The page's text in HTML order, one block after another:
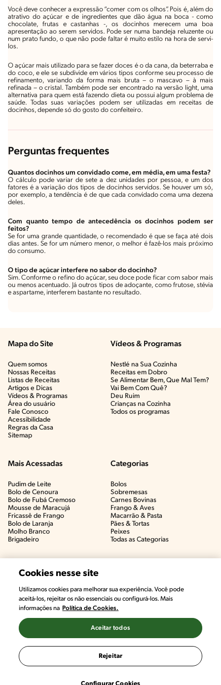
Você deve conhecer a expressão “comer com os olhos”. Pois é, além do
atrativo do açúcar e de ingredientes que dão água na boca - como
chocolate, frutas e castanhas -, os docinhos merecem uma boa
apresentação ao serem servidos. Pode ser numa bandeja reluzente ou
num prato fundo, o que não pode faltar é muito estilo na hora de servi-
los.
O açúcar mais utilizado para se fazer doces é o da cana, da beterraba e
do coco, e ele se subdivide em vários tipos conforme seu processo de
refinamento, variando da forma mais bruta – o mascavo – à mais
refinada – o cristal. Também pode ser encontrado na versão light, uma
alternativa para quem está fazendo dieta ou possui algum problema de
saúde. Todas suas variações podem ser utilizadas em receitas de
docinhos, depende só do gosto do confeiteiro.
Perguntas frequentes
Quantos docinhos um convidado come, em média, em uma festa?
O cálculo pode variar de sete a dez unidades por pessoa, e um dos
fatores é a variação dos tipos de docinhos servidos. Se houver um só,
por exemplo, a tendência é de que cada convidado coma uma dezena
deles.
Com quanto tempo de antecedência os docinhos podem ser
feitos?
Se for uma grande quantidade, o recomendado é que se faça até dois
dias antes. Se for um número menor, o melhor é fazê-los mais próximo
do consumo.
O tipo de açúcar interfere no sabor do docinho?
Sim. Conforme o refino do açúcar, seu doce pode ficar com sabor mais
ou menos acentuado. Já outros tipos de adoçante, como frutose, stévia
e aspartame, interferem bastante no resultado.
Mapa do Site
Quem somos
Nossas Receitas
Listas de Receitas​
Artigos e Dicas​
Vídeos & Programas​
Área do usuário
Fale Conosco
Acessibilidade
Regras da Casa
Sitemap
Vídeos & Programas​
Nestlé na Sua Cozinha
Receitas em Dobro
Se Alimentar Bem, Que Mal Tem?​
Vai Bem Com Quê?​
Deu Ruim​
Crianças na Cozinha​
Todos os programas
Mais Acessadas
Pudim de Leite
Bolo de Cenoura
Bolo de Fubá Cremoso
Mousse de Maracujá
Fricassê de Frango
Bolo de Laranja
Molho Branco
Brigadeiro
Categorias
Bolos
Sobremesas
Carnes Bovinas​
Frango & Aves​
Macarrão & Pasta​
Pães & Tortas​
Peixes
Todas as Categorias
Cookies nesse site
Utilizamos cookies para melhorar sua experiência. Você pode
aceitá-los, rejeitar os não essenciais ou configurá-los. Mais
informações na Política de Cookies.
Rejeitar
Aceitar todos